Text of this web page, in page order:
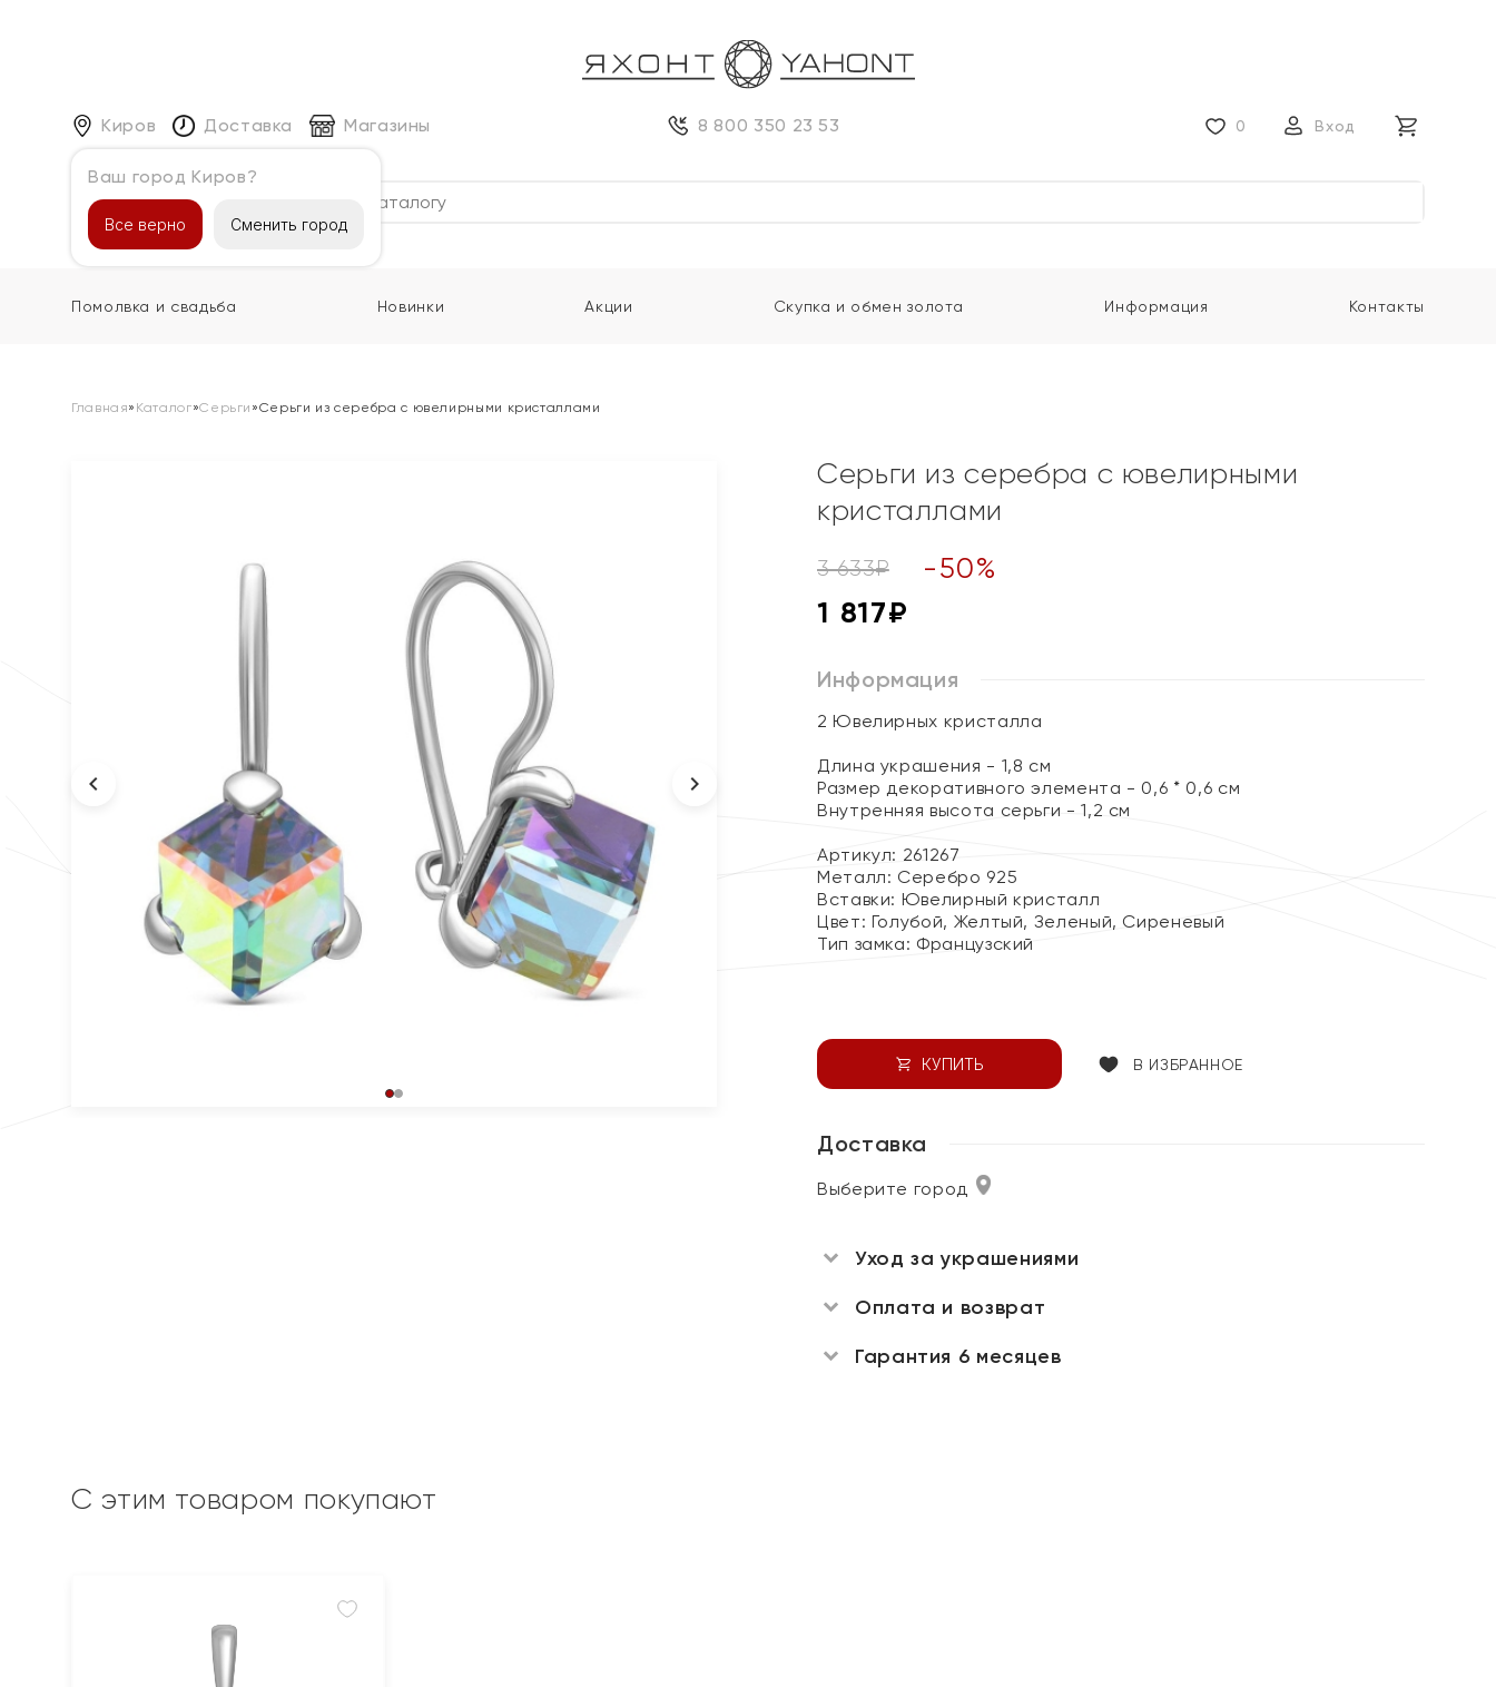
Киров
Ваш город Киров?
Все верно Сменить город
Доставка Магазины 8 800 350 23 53 0 Вход
Каталог
Помолвка и свадьба Новинки Акции Скупка и обмен золота Информация Контакты
Главная» Каталог»Серьги »Серьги из серебра с ювелирными кристаллами
Серьги из серебра с ювелирными
кристаллами
3 633₽ -50%
1 817₽
Информация
2 Ювелирных кристалла
Длина украшения - 1,8 см
Размер декоративного элемента - 0,6 * 0,6 см
Внутренняя высота серьги - 1,2 см
Артикул: 261267
Металл: Серебро 925
Вставки: Ювелирный кристалл
Цвет: Голубой, Желтый, Зеленый, Сиреневый
Тип замка: Французский
КУПИТЬ В ИЗБРАННОЕ
Доставка
Выберите город
Уход за украшениями
Оплата и возврат
Гарантия 6 месяцев
С этим товаром покупают